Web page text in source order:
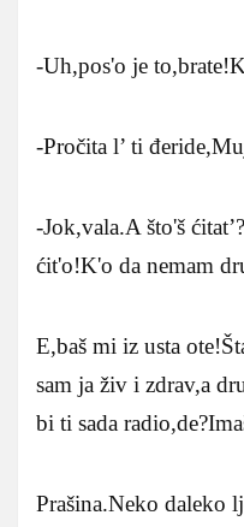
-Uh,pos'o je
-Pročita l’ ti
-Jok,vala.A što'š
ćit'o!K'o da nemam
E,baš mi iz usta
sam ja živ i zdrav,a
bi ti sada
Prašina.Neko daleko